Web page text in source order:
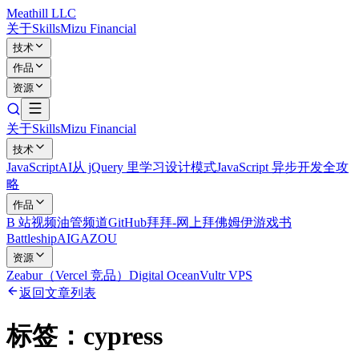
Meathill LLC
关于SkillsMizu Financial
技术
作品
资源
关于SkillsMizu Financial
技术
JavaScriptAI从 jQuery 里学习设计模式JavaScript 异步开发全攻
略
作品
B 站视频油管频道GitHub拜拜-网上拜佛姆伊游戏书
BattleshipAIGAZOU
资源
Zeabur（Vercel 竞品） Digital OceanVultr VPS
返回文章列表
标签： cypress